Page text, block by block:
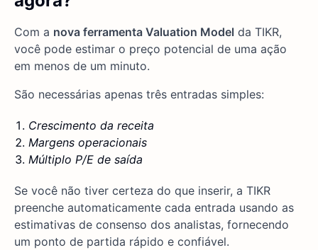
Com a nova ferramenta Valuation Model da TIKR,
você pode estimar o preço potencial de uma ação
em menos de um minuto.
São necessárias apenas três entradas simples:
Crescimento da receita
Margens operacionais
Múltiplo P/E de saída
Se você não tiver certeza do que inserir, a TIKR
preenche automaticamente cada entrada usando as
estimativas de consenso dos analistas, fornecendo
um ponto de partida rápido e confiável.